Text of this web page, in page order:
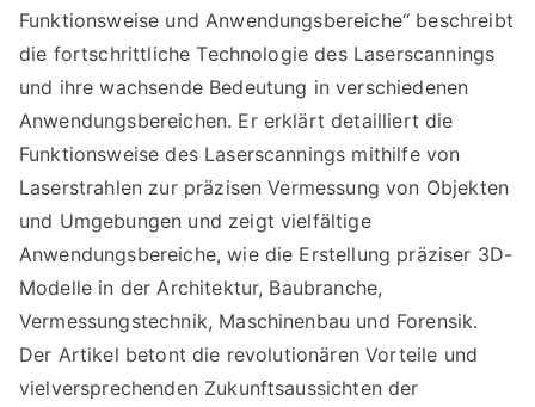
Funktionsweise und Anwendungsbereiche“ beschreibt
die fortschrittliche Technologie des Laserscannings
und ihre wachsende Bedeutung in verschiedenen
Anwendungsbereichen. Er erklärt detailliert die
Funktionsweise des Laserscannings mithilfe von
Laserstrahlen zur präzisen Vermessung von Objekten
und Umgebungen und zeigt vielfältige
Anwendungsbereiche, wie die Erstellung präziser 3D-
Modelle in der Architektur, Baubranche,
Vermessungstechnik, Maschinenbau und Forensik.
Der Artikel betont die revolutionären Vorteile und
vielversprechenden Zukunftsaussichten der